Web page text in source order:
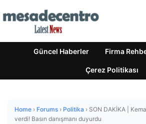
Güncel Haberler Firma
Çerez Politikası
Home › Forums › Politika › SON DAKİKA |
verdi! Basın danışmanı duyurdu